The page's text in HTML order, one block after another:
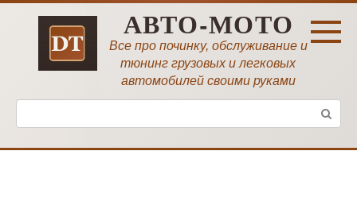
Перейти
АВТО-МОТО
Все про починку, обслуживание и
тюнинг грузовых и легковых
автомобилей своими руками
Поиск: